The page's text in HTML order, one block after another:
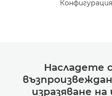
Насладете
изразяване